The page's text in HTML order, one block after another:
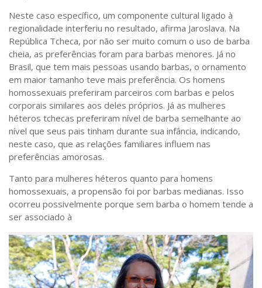
Neste caso específico, um componente cultural ligado à
regionalidade interferiu no resultado, afirma Jaroslava. Na
República Tcheca, por não ser muito comum o uso de barba
cheia, as preferências foram para barbas menores. Já no
Brasil, que tem mais pessoas usando barbas, o ornamento
em maior tamanho teve mais preferência. Os homens
homossexuais preferiram parceiros com barbas e pelos
corporais similares aos deles próprios. Já as mulheres
héteros tchecas preferiram nível de barba semelhante ao
nível que seus pais tinham durante sua infância, indicando,
neste caso, que as relações familiares influem nas
preferências amorosas.
Tanto para mulheres héteros quanto para homens
homossexuais, a propensão foi por barbas medianas. Isso
ocorreu possivelmente porque sem barba o homem tende a
ser associado à